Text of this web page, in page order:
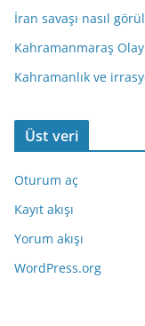
İran savaşı nasıl
Kahramanmaraş
Kahramanlık ve
Üst veri
Oturum aç
Kayıt akışı
Yorum akışı
WordPress.org